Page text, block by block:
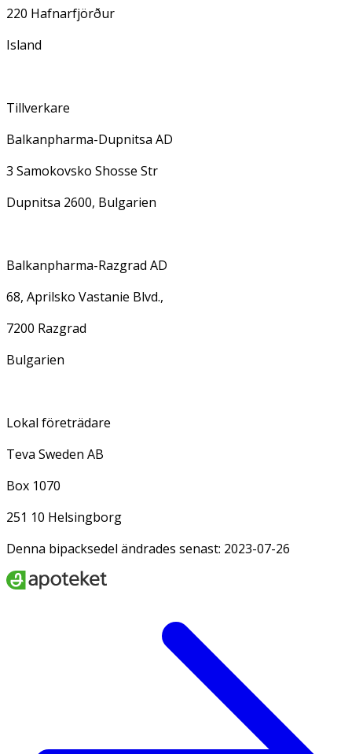
220 Hafnarfjörður
Island
Tillverkare
Balkanpharma-Dupnitsa AD
3 Samokovsko Shosse Str
Dupnitsa 2600, Bulgarien
Balkanpharma-Razgrad AD
68, Aprilsko Vastanie Blvd.,
7200 Razgrad
Bulgarien
Lokal företrädare
Teva Sweden AB
Box 1070
251 10 Helsingborg
Denna bipacksedel ändrades senast: 2023-07-26